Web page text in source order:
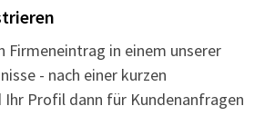
Firmeneintrag in einem unserer
- nach einer kurzen
Profil dann für Kundenanfragen